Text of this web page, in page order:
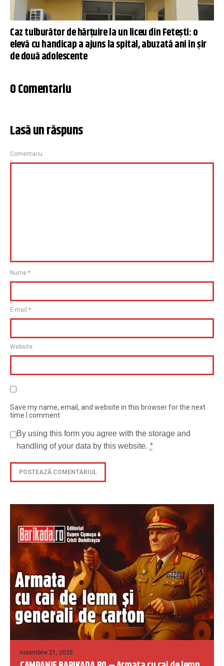
Caz tulburător de hărțuire la un liceu din Fetești: o
elevă cu handicap a ajuns la spital, abuzată ani în șir
de două adolescente
0 Comentariu
Lasă un răspuns
Comentariu
Nume *
E-mail *
Website
Save my name, email, and website in this browser for the next
time I comment
By using this form you agree with the storage and
handling of your data by this website. *
noiembrie 21, 2025